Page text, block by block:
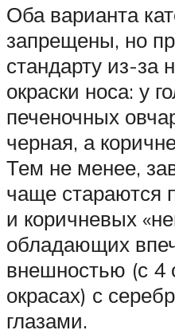
Оба варианта
запрещены, но
стандарту из-за
окраски носа: у
печеночных
черная, а
Тем не менее,
чаще стараются
и коричневых
обладающих
внешностью (с 4
окрасах) с
глазами.